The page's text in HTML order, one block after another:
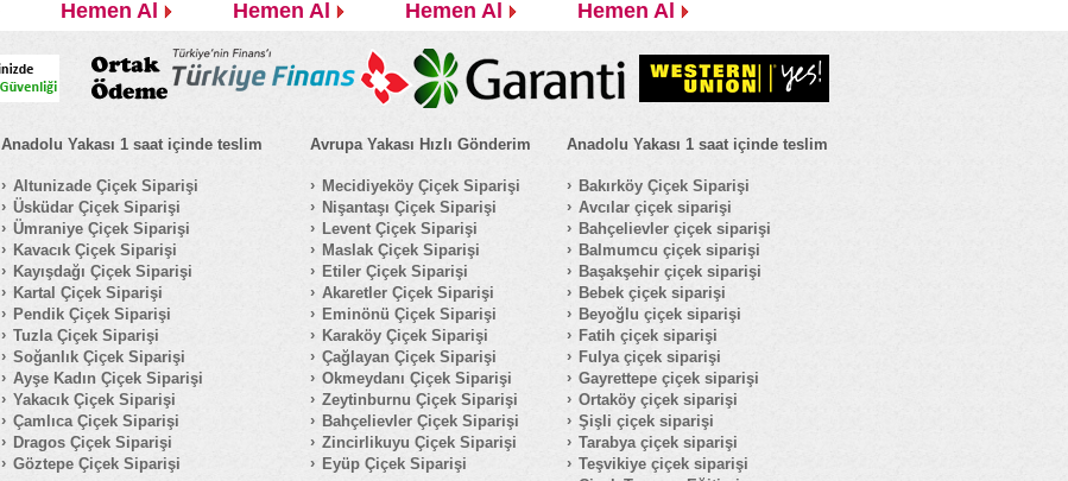
Hemen Al Hemen Al Hemen Al Hemen Al
Anadolu Yakası 1 saat içinde teslim
Altunizade Çiçek Siparişi
Üsküdar Çiçek Siparişi
Ümraniye Çiçek Siparişi
Kavacık Çiçek Siparişi
Kayışdağı Çiçek Siparişi
Kartal Çiçek Siparişi
Pendik Çiçek Siparişi
Tuzla Çiçek Siparişi
Soğanlık Çiçek Siparişi
Ayşe Kadın Çiçek Siparişi
Yakacık Çiçek Siparişi
Çamlıca Çiçek Siparişi
Dragos Çiçek Siparişi
Göztepe Çiçek Siparişi
Avrupa Yakası Hızlı Gönderim
Mecidiyeköy Çiçek Siparişi
Nişantaşı Çiçek Siparişi
Levent Çiçek Siparişi
Maslak Çiçek Siparişi
Etiler Çiçek Siparişi
Akaretler Çiçek Siparişi
Eminönü Çiçek Siparişi
Karaköy Çiçek Siparişi
Çağlayan Çiçek Siparişi
Okmeydanı Çiçek Siparişi
Zeytinburnu Çiçek Siparişi
Bahçelievler Çiçek Siparişi
Zincirlikuyu Çiçek Siparişi
Eyüp Çiçek Siparişi
Anadolu Yakası 1 saat içinde teslim
Bakırköy Çiçek Siparişi
Avcılar çiçek siparişi
Bahçelievler çiçek siparişi
Balmumcu çiçek siparişi
Başakşehir çiçek siparişi
Bebek çiçek siparişi
Beyoğlu çiçek siparişi
Fatih çiçek siparişi
Fulya çiçek siparişi
Gayrettepe çiçek siparişi
Ortaköy çiçek siparişi
Şişli çiçek siparişi
Tarabya çiçek siparişi
Teşvikiye çiçek siparişi